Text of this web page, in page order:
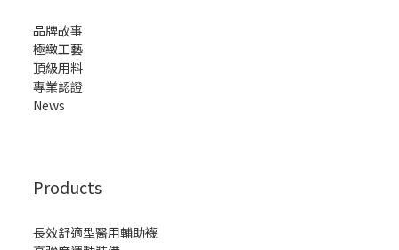
品牌故事
極緻工藝
頂級用料
專業認證
News
Products
長效舒適型醫用輔助襪